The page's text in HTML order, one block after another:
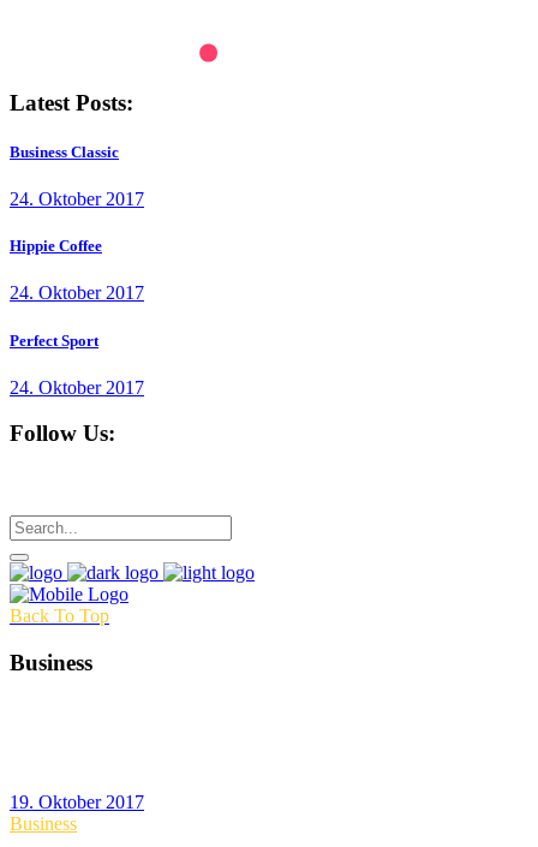
Latest Posts:
Business Classic
24. Oktober 2017
Hippie Coffee
24. Oktober 2017
Perfect Sport
24. Oktober 2017
Follow Us:
Back To Top
Business
19. Oktober 2017
Business